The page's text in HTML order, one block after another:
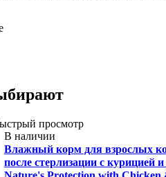
просмотр
В наличии
Влажный корм для взрослых
после стерлизации с курицией